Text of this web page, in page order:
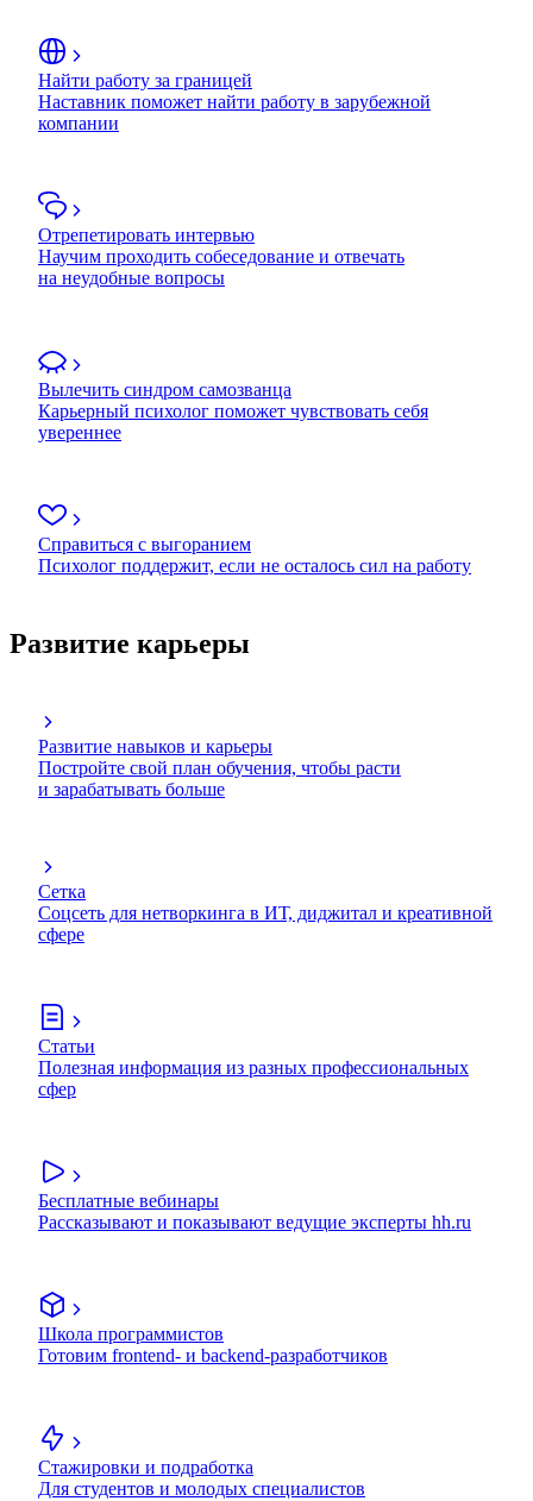
Найти работу за границей
Наставник поможет найти работу в зарубежной
компании
Отрепетировать интервью
Научим проходить собеседование и отвечать
на неудобные вопросы
Вылечить синдром самозванца
Карьерный психолог поможет чувствовать себя
увереннее
Справиться с выгоранием
Психолог поддержит, если не осталось сил на работу
Развитие карьеры
Развитие навыков и карьеры
Постройте свой план обучения, чтобы расти
и зарабатывать больше
Сетка
Соцсеть для нетворкинга в ИТ, диджитал и креативной
сфере
Статьи
Полезная информация из разных профессиональных
сфер
Бесплатные вебинары
Рассказывают и показывают ведущие эксперты hh.ru
Школа программистов
Готовим frontend- и backend-разработчиков
Стажировки и подработка
Для студентов и молодых специалистов